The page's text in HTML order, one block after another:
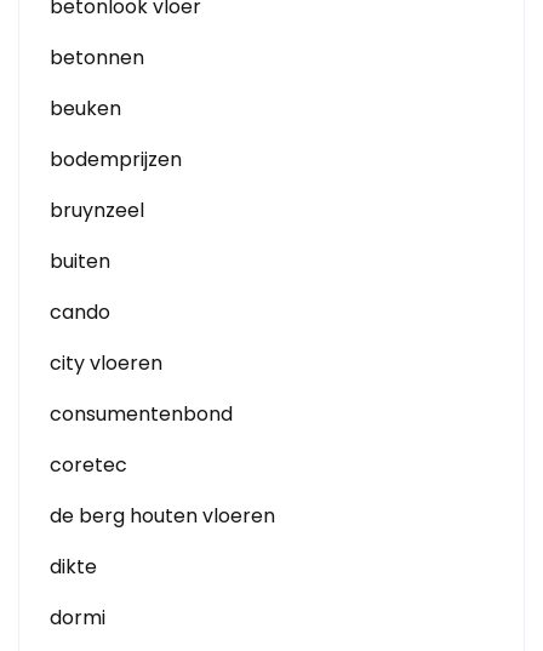
betonlook vloer
betonnen
beuken
bodemprijzen
bruynzeel
buiten
cando
city vloeren
consumentenbond
coretec
de berg houten vloeren
dikte
dormi